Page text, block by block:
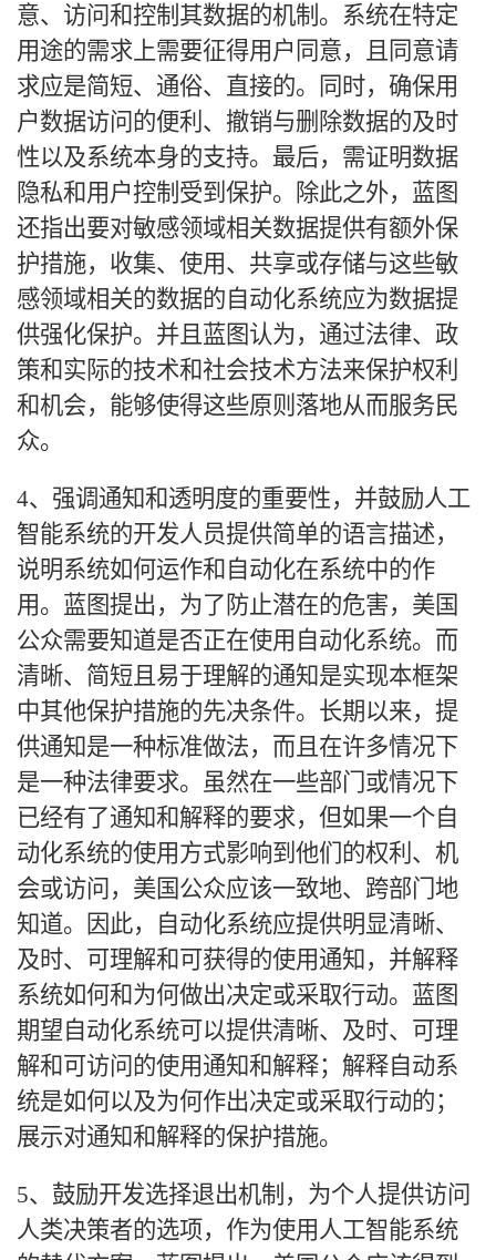
意、访问和控制其数据的机制。系统在特定
用途的需求上需要征得用户同意，且同意请
求应是简短、通俗、直接的。同时，确保用
户数据访问的便利、撤销与删除数据的及时
性以及系统本身的支持。最后，需证明数据
隐私和用户控制受到保护。除此之外，蓝图
还指出要对敏感领域相关数据提供有额外保
护措施，收集、使用、共享或存储与这些敏
感领域相关的数据的自动化系统应为数据提
供强化保护。并且蓝图认为，通过法律、政
策和实际的技术和社会技术方法来保护权利
和机会，能够使得这些原则落地从而服务民
众。
4、强调通知和透明度的重要性，并鼓励人工
智能系统的开发人员提供简单的语言描述，
说明系统如何运作和自动化在系统中的作
用。蓝图提出，为了防止潜在的危害，美国
公众需要知道是否正在使用自动化系统。而
清晰、简短且易于理解的通知是实现本框架
中其他保护措施的先决条件。长期以来，提
供通知是一种标准做法，而且在许多情况下
是一种法律要求。虽然在一些部门或情况下
已经有了通知和解释的要求，但如果一个自
动化系统的使用方式影响到他们的权利、机
会或访问，美国公众应该一致地、跨部门地
知道。因此，自动化系统应提供明显清晰、
及时、可理解和可获得的使用通知，并解释
系统如何和为何做出决定或采取行动。蓝图
期望自动化系统可以提供清晰、及时、可理
解和可访问的使用通知和解释；解释自动系
统是如何以及为何作出决定或采取行动的；
展示对通知和解释的保护措施。
5、鼓励开发选择退出机制，为个人提供访问
人类决策者的选项，作为使用人工智能系统